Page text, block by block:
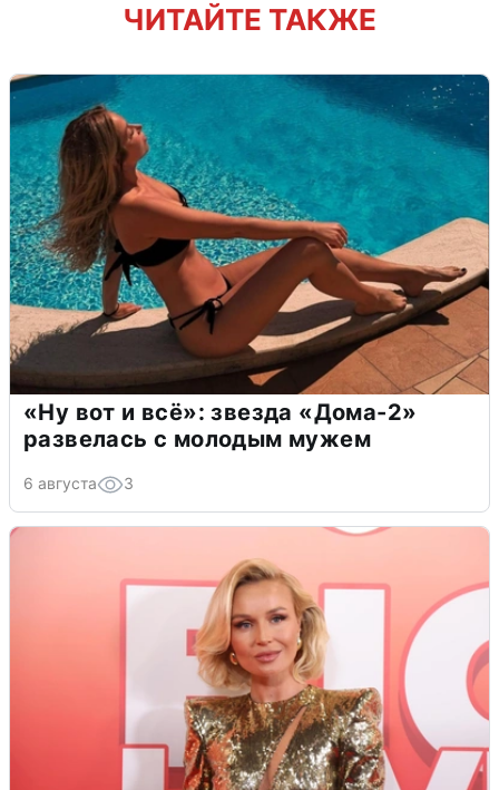
ЧИТАЙТЕ ТАКЖЕ
«Ну вот и всё»: звезда «Дома-2»
развелась с молодым мужем
6 августа 3